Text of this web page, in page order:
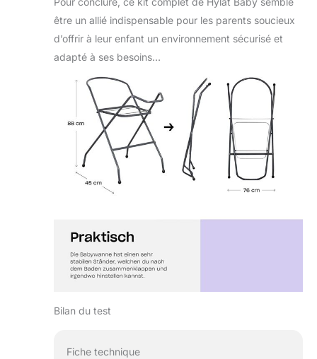
forme ergonomique
et ses bords
arrondis. Grâce au
intégré, la baignoire
se vide facilement
et confortablement.
Le support pratique
permet de baigner
l'enfant sans avoir à
se pencher. Après
utilisation, le cadre
économiser de
pièces Hylat Baby :
être un allié indispensable pour les parents soucieux
d’offrir à leur enfant un environnement sécurisé et
adapté à ses besoins…
Bilan du test
Fiche technique